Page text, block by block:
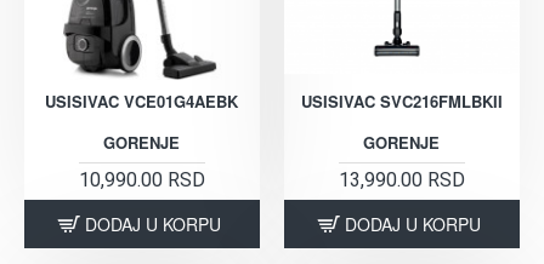
USISIVAC VCE01G4AEBK
GORENJE
10,990.00 RSD
DODAJ U KORPU
USISIVAC SVC216FMLBKII
GORENJE
13,990.00 RSD
DODAJ U KORPU